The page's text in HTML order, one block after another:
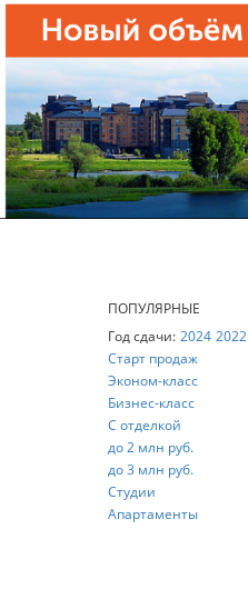
ПОПУЛЯРНЫЕ
Год сдачи: 2024 2022
Старт продаж
Эконом-класс
Бизнес-класс
С отделкой
до 2 млн руб.
до 3 млн руб.
Студии
Апартаменты